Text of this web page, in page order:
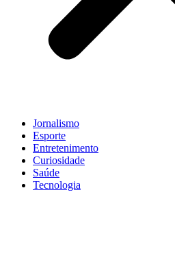
Jornalismo
Esporte
Entretenimento
Curiosidade
Saúde
Tecnologia